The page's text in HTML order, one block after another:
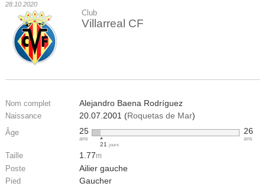
28.10.2020
Club
Villarreal CF
Nom complet Alejandro Baena Rodríguez
Naissance 20.07.2001 (Roquetas de Mar)
Âge 25
ans
21jours
26
ans
Taille 1.77m
Poste Ailier gauche
Pied Gaucher